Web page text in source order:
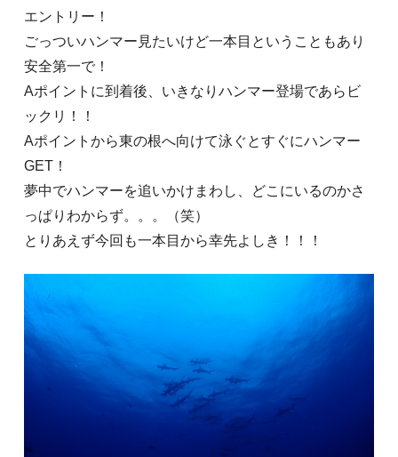
エントリー！
ごっついハンマー見たいけど一本目ということもあり
安全第一で！
Aポイントに到着後、いきなりハンマー登場であらビ
ックリ！！
Aポイントから東の根へ向けて泳ぐとすぐにハンマー
GET！
夢中でハンマーを追いかけまわし、どこにいるのかさ
っぱりわからず。。。（笑）
とりあえず今回も一本目から幸先よしき！！！